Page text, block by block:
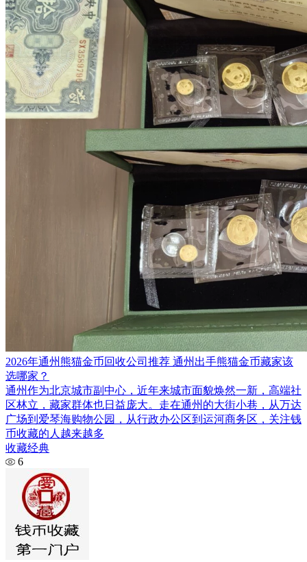
2026年通州熊猫金币回收公司推荐 通州出手熊猫金币藏家该
选哪家？
通州作为北京城市副中心，近年来城市面貌焕然一新，高端社
区林立，藏家群体也日益庞大。走在通州的大街小巷，从万达
广场到爱琴海购物公园，从行政办公区到运河商务区，关注钱
币收藏的人越来越多
收藏经典
6